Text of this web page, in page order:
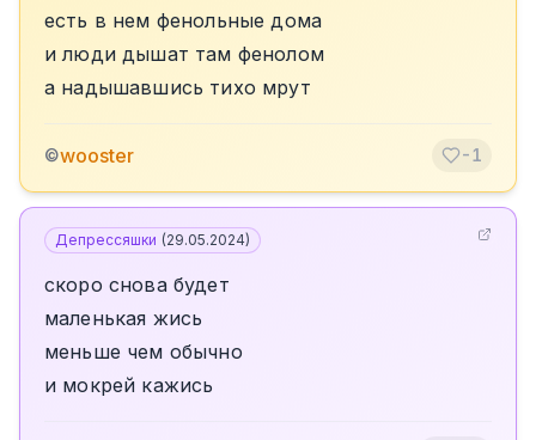
есть в нем фенольные дома
и люди дышат там фенолом
а надышавшись тихо мрут
©wooster -1
Депрессяшки (29.05.2024)
скоро снова будет
маленькая жись
меньше чем обычно
и мокрей кажись